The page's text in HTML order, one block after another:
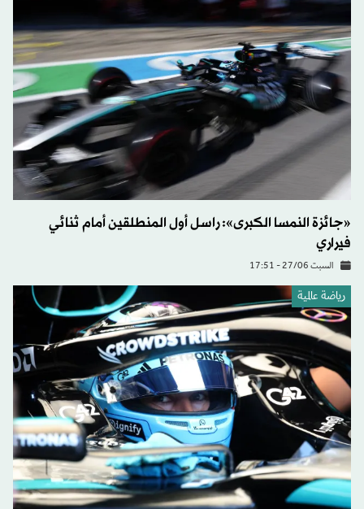
«جائزة النمسا الكبرى»: راسل أول المنطلقين أمام ثنائي
فيراري
السبت 27/06 - 17:51
رياضة عالمية